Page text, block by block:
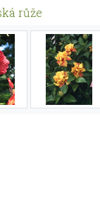
růže